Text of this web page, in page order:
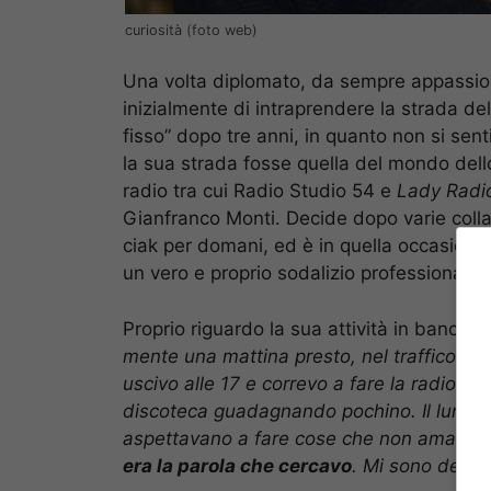
curiosità (foto web)
Una volta diplomato, da sempre
inizialmente di intraprendere la strada
fisso” dopo tre anni, in quanto non si
la sua strada fosse quella del mondo
radio tra cui Radio Studio 54 e Lady
Gianfranco Monti. Decide dopo varie
ciak per domani, ed è in quella
un vero e proprio sodalizio professionale
Proprio riguardo la sua attività in banca,
mente una mattina presto, nel traffico,
uscivo alle 17 e correvo a fare la radio
discoteca guadagnando pochino. Il
aspettavano a fare cose che non
era la parola che cercavo. Mi sono detto: